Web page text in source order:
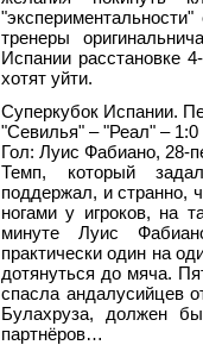
тренеры
Испании расстановке
хотят уйти.
Суперкубок Испании.
"Севилья" – "Реал" – 1:0
Гол: Луис Фабиано, 28-
Темп, который
поддержал, и странно,
ногами у игроков, на
минуте Луис
практически один на
дотянуться до мяча.
спасла андалусийцев
Булахруза, должен
партнёров…